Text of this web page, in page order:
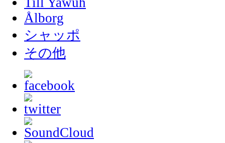
Ålborg
シャッポ
その他